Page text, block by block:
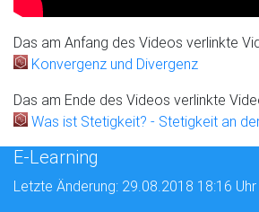
Das am Anfang des Videos verlinkte
Konvergenz und Divergenz
Das am Ende des Videos verlinkte
Was ist Stetigkeit? - Stetigkeit an
E-Learning
Letzte Änderung: 29.08.2018 18:16 Uhr